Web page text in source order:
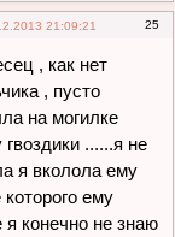
25
21:09:21
, как нет
, пусто
на могилке
......я не
я вколола ему
ему
я конечно не знаю